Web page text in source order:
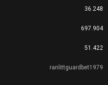
36.248
697.904
51.422
ranlittguardbet1979